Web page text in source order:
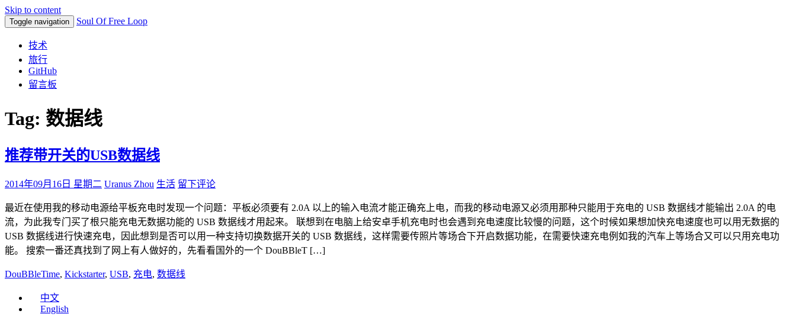
Skip to content
Toggle navigation Soul Of Free Loop
技术
旅行
GitHub
留言板
Tag: 数据线
推荐带开关的USB数据线
2014年09月16日 星期二 Uranus Zhou 生活 留下评论
最近在使用我的移动电源给平板充电时发现一个问题：平板必须要有 2.0A 以上的输入电流才能正确充上电，而我的移动电源又必须用那种只能用于充电的 USB 数据线才能输出 2.0A 的电
流，为此我专门买了根只能充电无数据功能的 USB 数据线才用起来。 联想到在电脑上给安卓手机充电时也会遇到充电速度比较慢的问题，这个时候如果想加快充电速度也可以用无数据的
USB 数据线进行快速充电，因此想到是否可以用一种支持切换数据开关的 USB 数据线，这样需要传照片等场合下开启数据功能，在需要快速充电例如我的汽车上等场合又可以只用充电功
能。 搜索一番还真找到了网上有人做好的，先看看国外的一个 DouBBleT […]
DouBBleTime, Kickstarter, USB, 充电, 数据线
中文
English